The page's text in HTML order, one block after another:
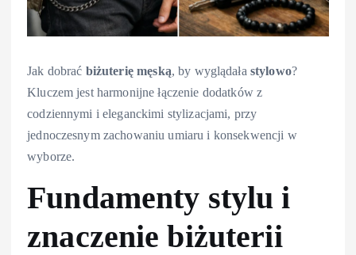
Jak dobrać biżuterię męską, by wyglądała stylowo?
Kluczem jest harmonijne łączenie dodatków z
codziennymi i eleganckimi stylizacjami, przy
jednoczesnym zachowaniu umiaru i konsekwencji w
wyborze.
Fundamenty stylu i
znaczenie biżuterii